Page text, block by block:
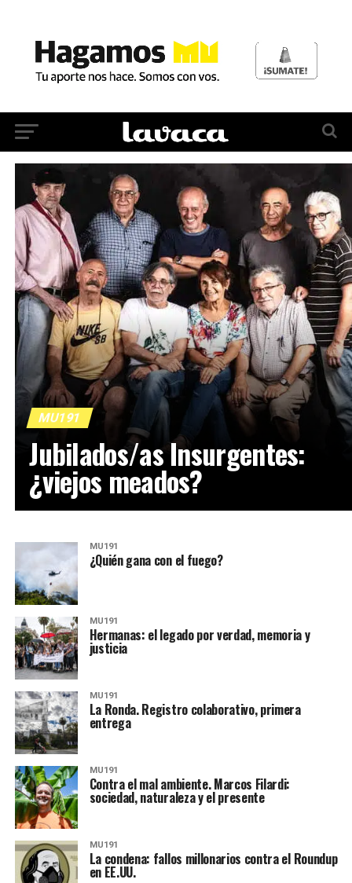
MU191
Jubilados/as Insurgentes:
¿viejos meados?
MU191
¿Quién gana con el fuego?
MU191
Hermanas: el legado por verdad, memoria y
justicia
MU191
La Ronda. Registro colaborativo, primera
entrega
MU191
Contra el mal ambiente. Marcos Filardi:
sociedad, naturaleza y el presente
MU191
La condena: fallos millonarios contra el Roundup
en EE.UU.